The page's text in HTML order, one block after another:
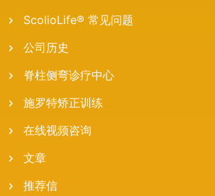
ScolioLife® 常见问题
公司历史
脊柱侧弯诊疗中心
施罗特矫正训练
在线视频咨询
文章
推荐信